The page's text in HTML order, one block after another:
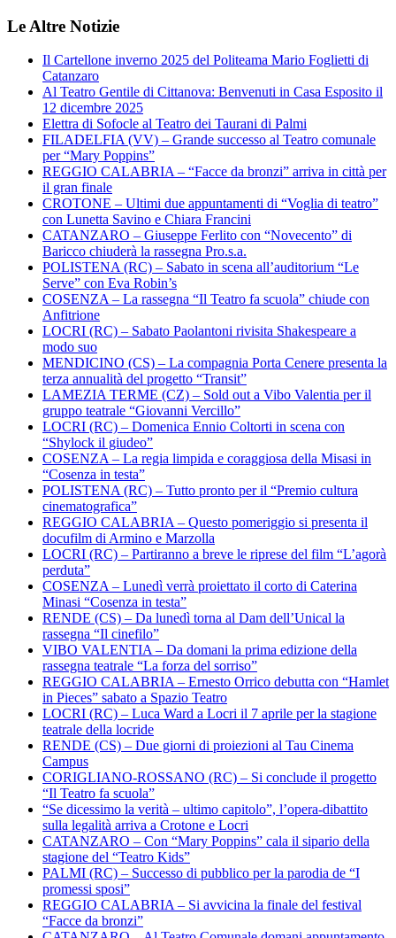
Le Altre Notizie
Il Cartellone inverno 2025 del Politeama Mario Foglietti di
Catanzaro
Al Teatro Gentile di Cittanova: Benvenuti in Casa Esposito il
12 dicembre 2025
Elettra di Sofocle al Teatro dei Taurani di Palmi
FILADELFIA (VV) – Grande successo al Teatro comunale
per “Mary Poppins”
REGGIO CALABRIA – “Facce da bronzi” arriva in città per
il gran finale
CROTONE – Ultimi due appuntamenti di “Voglia di teatro”
con Lunetta Savino e Chiara Francini
CATANZARO – Giuseppe Ferlito con “Novecento” di
Baricco chiuderà la rassegna Pro.s.a.
POLISTENA (RC) – Sabato in scena all’auditorium “Le
Serve” con Eva Robin’s
COSENZA – La rassegna “Il Teatro fa scuola” chiude con
Anfitrione
LOCRI (RC) – Sabato Paolantoni rivisita Shakespeare a
modo suo
MENDICINO (CS) – La compagnia Porta Cenere presenta la
terza annualità del progetto “Transit”
LAMEZIA TERME (CZ) – Sold out a Vibo Valentia per il
gruppo teatrale “Giovanni Vercillo”
LOCRI (RC) – Domenica Ennio Coltorti in scena con
“Shylock il giudeo”
COSENZA – La regia limpida e coraggiosa della Misasi in
“Cosenza in testa”
POLISTENA (RC) – Tutto pronto per il “Premio cultura
cinematografica”
REGGIO CALABRIA – Questo pomeriggio si presenta il
docufilm di Armino e Marzolla
LOCRI (RC) – Partiranno a breve le riprese del film “L’agorà
perduta”
COSENZA – Lunedì verrà proiettato il corto di Caterina
Minasi “Cosenza in testa”
RENDE (CS) – Da lunedì torna al Dam dell’Unical la
rassegna “Il cinefilo”
VIBO VALENTIA – Da domani la prima edizione della
rassegna teatrale “La forza del sorriso”
REGGIO CALABRIA – Ernesto Orrico debutta con “Hamlet
in Pieces” sabato a Spazio Teatro
LOCRI (RC) – Luca Ward a Locri il 7 aprile per la stagione
teatrale della locride
RENDE (CS) – Due giorni di proiezioni al Tau Cinema
Campus
CORIGLIANO-ROSSANO (RC) – Si conclude il progetto
“Il Teatro fa scuola”
“Se dicessimo la verità – ultimo capitolo”, l’opera-dibattito
sulla legalità arriva a Crotone e Locri
CATANZARO – Con “Mary Poppins” cala il sipario della
stagione del “Teatro Kids”
PALMI (RC) – Successo di pubblico per la parodia de “I
promessi sposi”
REGGIO CALABRIA – Si avvicina la finale del festival
“Facce da bronzi”